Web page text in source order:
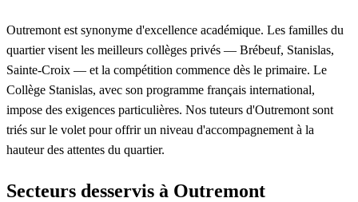
Outremont est synonyme d'excellence académique. Les familles du
quartier visent les meilleurs collèges privés — Brébeuf, Stanislas,
Sainte-Croix — et la compétition commence dès le primaire. Le
Collège Stanislas, avec son programme français international,
impose des exigences particulières. Nos tuteurs d'Outremont sont
triés sur le volet pour offrir un niveau d'accompagnement à la
hauteur des attentes du quartier.
Secteurs desservis à Outremont